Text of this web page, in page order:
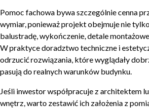
Pomoc fachowa bywa szczególnie cenna
wymiar, ponieważ projekt obejmuje nie
balustradę, wykończenie, detale
W praktyce doradztwo techniczne i
odrzucić rozwiązania, które wyglądały
pasują do realnych warunków budynku.
Jeśli inwestor współpracuje z architektem
wnętrz, warto zestawić ich założenia z